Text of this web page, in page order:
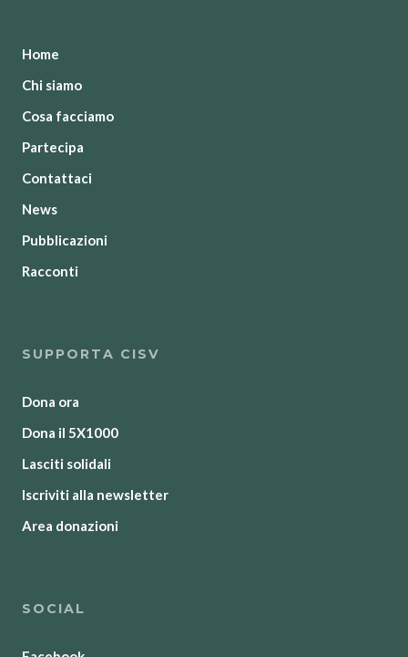
Home
Chi siamo
Cosa facciamo
Partecipa
Contattaci
News
Pubblicazioni
Racconti
SUPPORTA CISV
Dona ora
Dona il 5X1000
Lasciti solidali
Iscriviti alla newsletter
Area donazioni
SOCIAL